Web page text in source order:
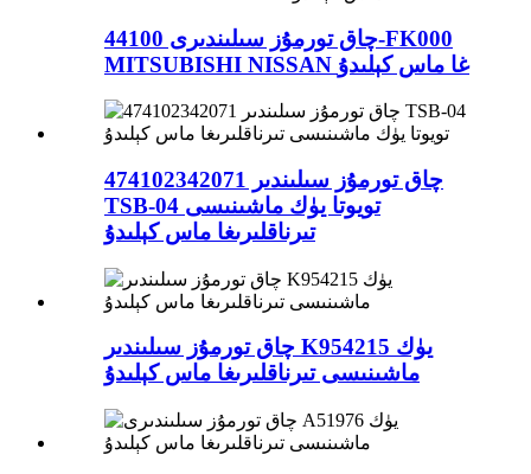
چاق تورمۇز سىلىندىرى 44100-FK000
MITSUBISHI NISSAN غا ماس كېلىدۇ
چاق تورمۇز سىلىندىر 474102342071
TSB-04 تويوتا يۈك ماشىنىسى
تىرناقلىرىغا ماس كېلىدۇ
چاق تورمۇز سىلىندىر K954215 يۈك
ماشىنىسى تىرناقلىرىغا ماس كېلىدۇ